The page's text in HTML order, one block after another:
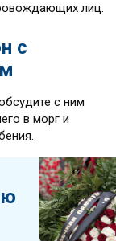
лиц.
с
с ним
в морг и